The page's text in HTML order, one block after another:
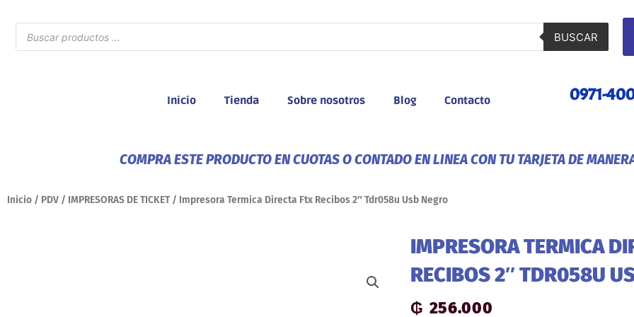
contenido
Búsqueda
de
productos
BUSCAR
Inicio Tienda Sobre nosotros Blog Contacto 0971-
COMPRA ESTE PRODUCTO EN CUOTAS O CONTADO EN LINEA CON TU TARJETA DE
Inicio / PDV / IMPRESORAS DE TICKET/ Impresora Termica Directa Ftx Recibos 2″ Tdr058u Usb Negro
IMPRESORA TERMICA
RECIBOS 2″ TDR058U
₲ 256.000